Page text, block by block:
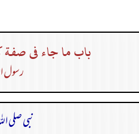
باب ما جاء فى صفة
رسول
نبی صلی